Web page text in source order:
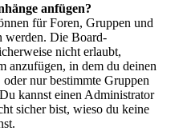
anfügen?
für Foren, Gruppen und
werden. Die Board-
nicht erlaubt,
anzufügen, in dem du deinen
nur bestimmte Gruppen
kannst einen Administrator
sicher bist, wieso du keine